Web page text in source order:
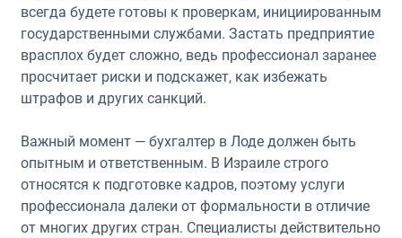
всегда будете готовы к проверкам, инициированным
государственными службами. Застать предприятие
врасплох будет сложно, ведь профессионал заранее
просчитает риски и подскажет, как избежать
штрафов и других санкций.
Важный момент — бухгалтер в Лоде должен быть
опытным и ответственным. В Израиле строго
относятся к подготовке кадров, поэтому услуги
профессионала далеки от формальности в отличие
от многих других стран. Специалисты действительно